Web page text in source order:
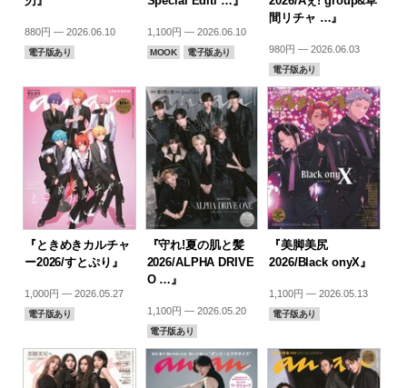
880円 — 2026.06.10
電子版あり
1,100円 — 2026.06.10
MOOK 電子版あり
間リチャ …』
980円 — 2026.06.03
電子版あり
『ときめきカルチャ
ー2026/すとぷり』
1,000円 — 2026.05.27
電子版あり
『守れ!夏の肌と髪
2026/ALPHA DRIVE
O …』
1,100円 — 2026.05.20
電子版あり
『美脚美尻
2026/Black onyX』
1,100円 — 2026.05.13
電子版あり